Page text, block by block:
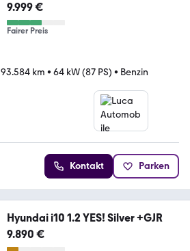
9.999 €
Fairer Preis
93.584 km • 64 kW (87 PS) • Benzin
Kontakt Parken
Hyundai i10 1.2 YES! Silver +GJR
9.890 €